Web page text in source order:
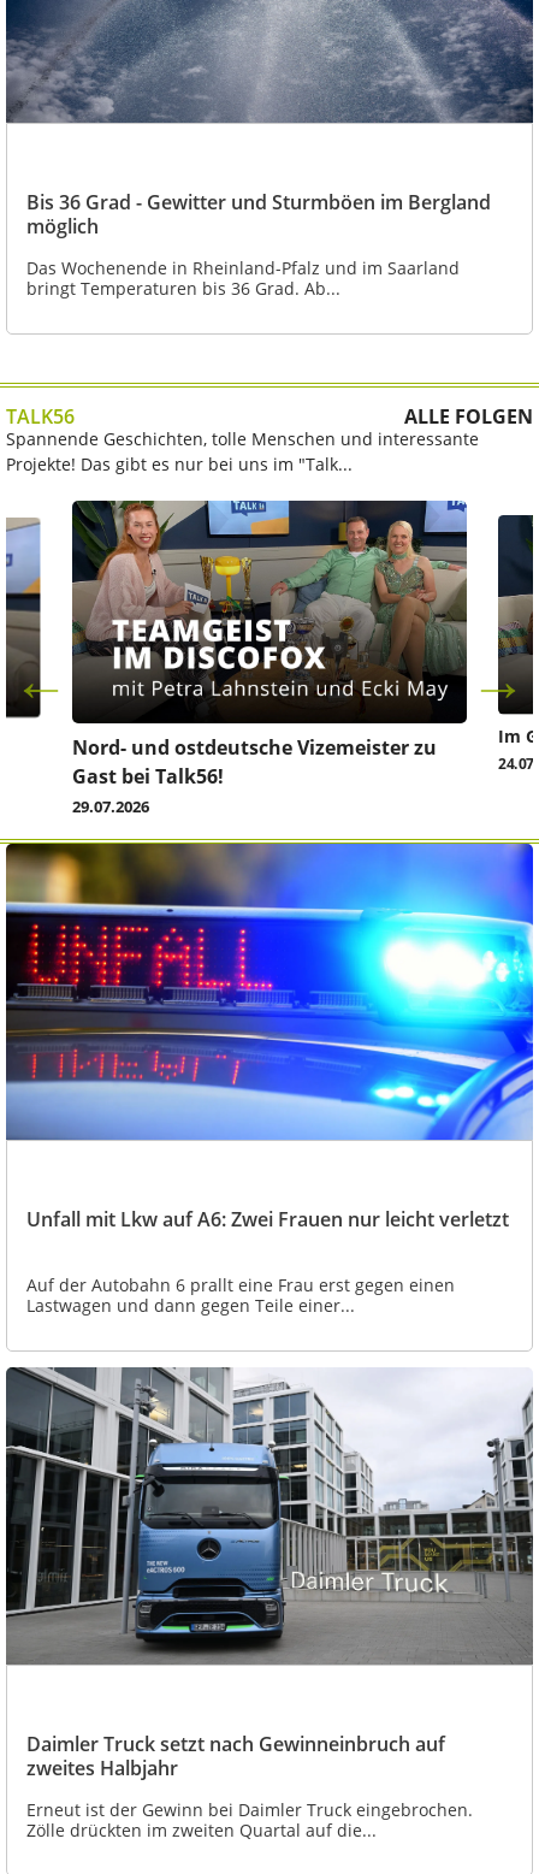
Bis 36 Grad - Gewitter und Sturmböen im Bergland
möglich
Das Wochenende in Rheinland-Pfalz und im Saarland
bringt Temperaturen bis 36 Grad. Ab...
TALK56 ALLE FOLGEN
Spannende Geschichten, tolle Menschen und interessante
Projekte! Das gibt es nur bei uns im "Talk...
Nord- und ostdeutsche Vizemeister zu
Gast bei Talk56!
29.07.2026
Im
Unfall mit Lkw auf A6: Zwei Frauen nur leicht verletzt
Auf der Autobahn 6 prallt eine Frau erst gegen einen
Lastwagen und dann gegen Teile einer...
Daimler Truck setzt nach Gewinneinbruch auf
zweites Halbjahr
Erneut ist der Gewinn bei Daimler Truck eingebrochen.
Zölle drückten im zweiten Quartal auf die...